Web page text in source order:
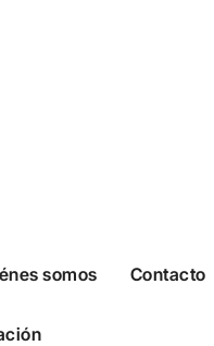
somos Contacto